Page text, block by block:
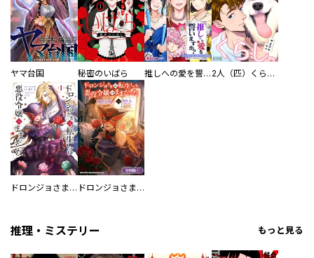
ヤマ台国 秘密のいばら 推しへの愛を誓いますか？～アラサー女子、推しは逃げぬが人生逃げる～ 2人（匹）くらし。
ドロンジョさまは転生しても悪役令嬢のままだった ドロンジョさまは転生しても悪役令嬢のままだった【分冊版】
推理・ミステリー もっと見る